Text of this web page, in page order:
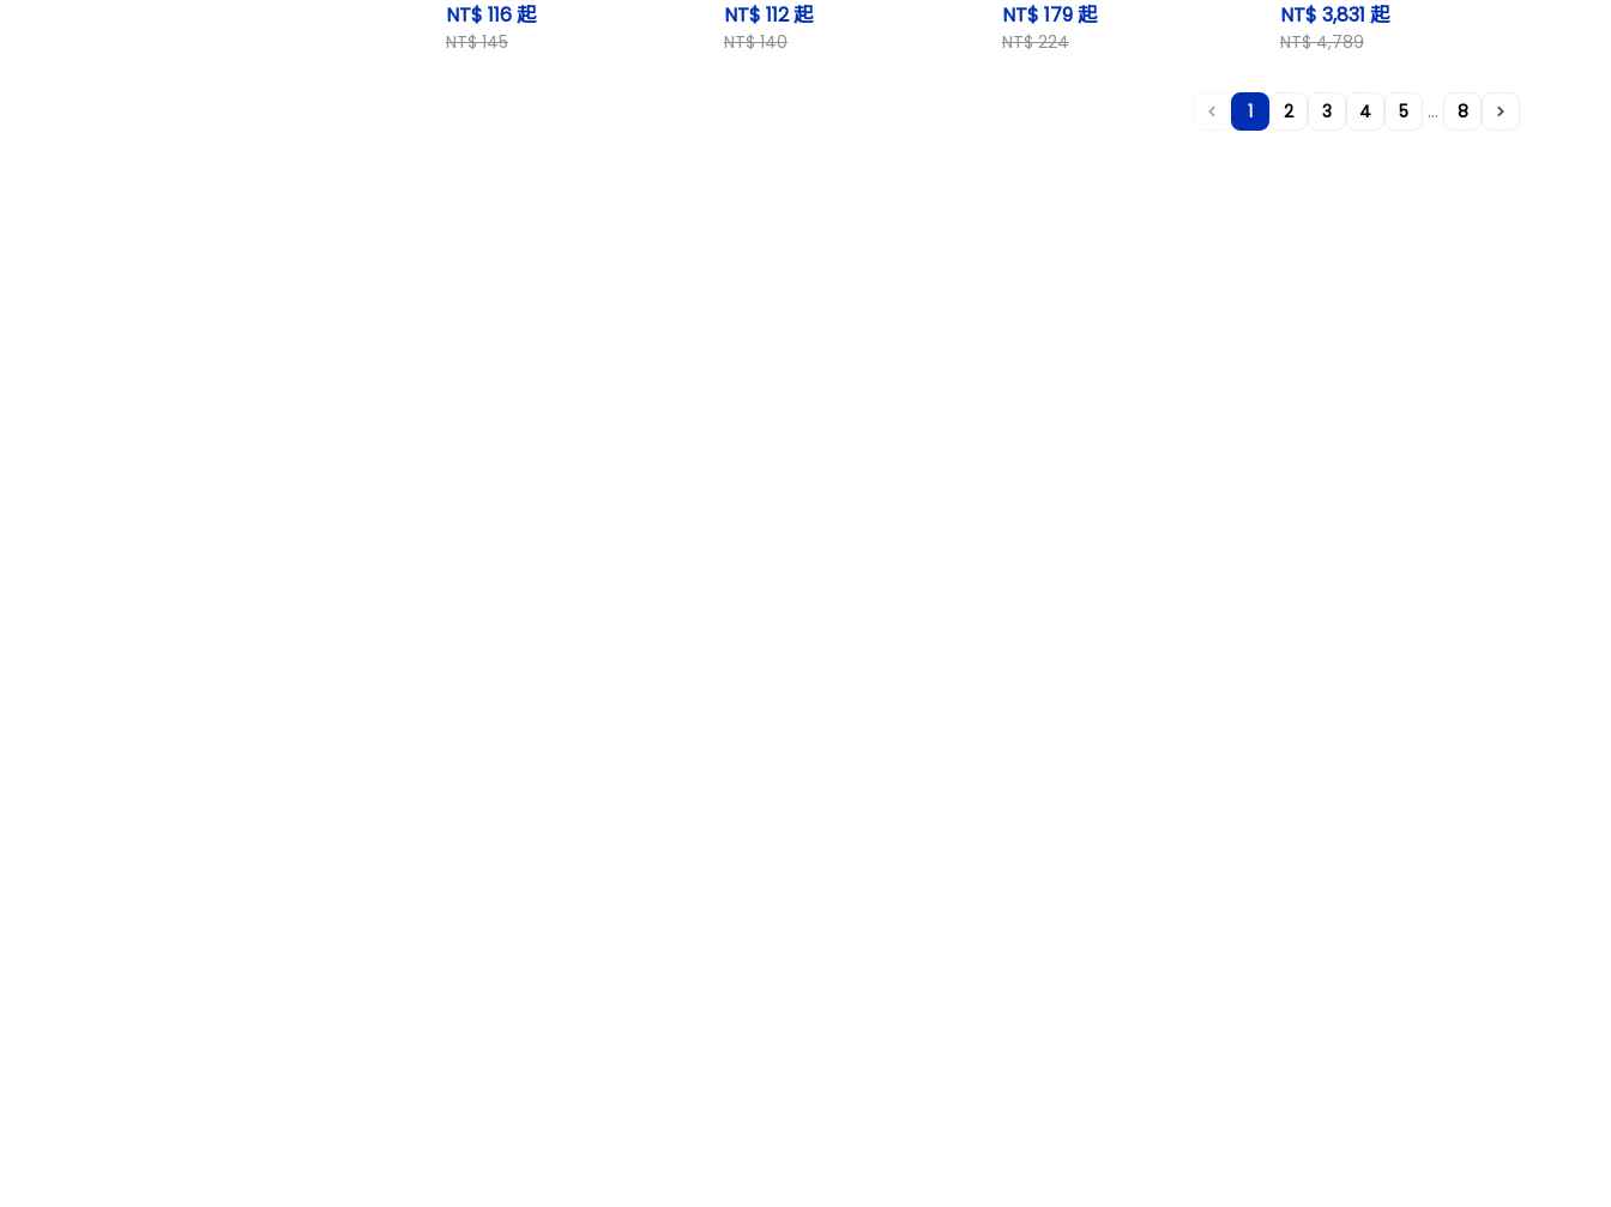
NT$ 116 起
NT$ 145
NT$ 112 起
NT$ 140
NT$ 179 起
NT$ 224
NT$ 3,831 起
NT$ 4,789
1 2 3 4 5 ... 8